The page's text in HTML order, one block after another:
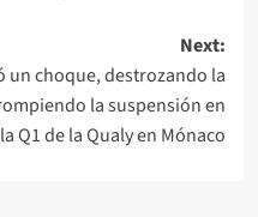
Next:
un choque, destrozando la
la suspensión en
la Q1 de la Qualy en Mónaco